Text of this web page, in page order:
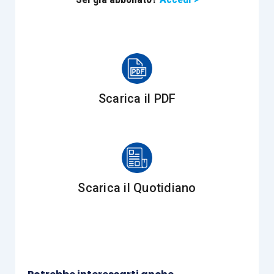
La nomina è altresì obbligatoria quando la
emette strumenti finanziari non
nomina del collegio sindacale
articolo 2400 cod. civ.) e l’obbligo di revisione
articolo 2409-bis cod. civ.
Pertanto, possiamo trarre una prima conclusione
Scarica il PDF
Scarica il Quotidiano